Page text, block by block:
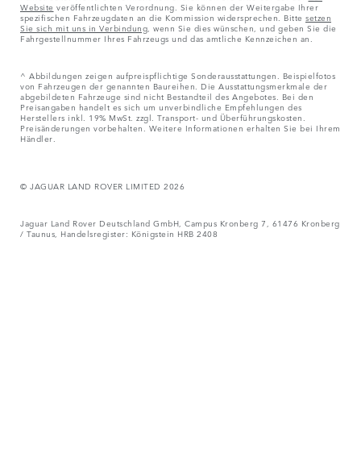
Website veröffentlichten Verordnung. Sie können der Weitergabe Ihrer
spezifischen Fahrzeugdaten an die Kommission widersprechen. Bitte setzen
Sie sich mit uns in Verbindung , wenn Sie dies wünschen, und geben Sie die
Fahrgestellnummer Ihres Fahrzeugs und das amtliche Kennzeichen an.
^ Abbildungen zeigen aufpreispflichtige Sonderausstattungen. Beispielfotos
von Fahrzeugen der genannten Baureihen. Die Ausstattungsmerkmale der
abgebildeten Fahrzeuge sind nicht Bestandteil des Angebotes. Bei den
Preisangaben handelt es sich um unverbindliche Empfehlungen des
Herstellers inkl. 19% MwSt. zzgl. Transport- und Überführungskosten.
Preisänderungen vorbehalten. Weitere Informationen erhalten Sie bei Ihrem
Händler.
© JAGUAR LAND ROVER LIMITED 2026
Jaguar Land Rover Deutschland GmbH, Campus Kronberg 7, 61476 Kronberg
/ Taunus, Handelsregister: Königstein HRB 2408